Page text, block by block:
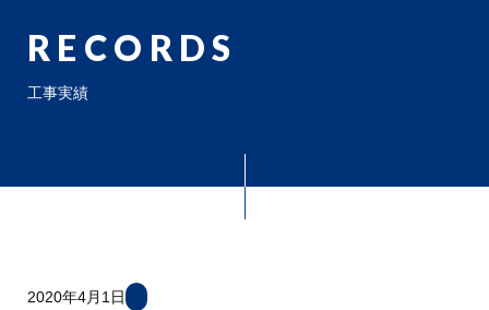
RECORDS
工事実績
2020年4月1日